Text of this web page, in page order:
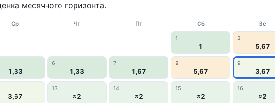
месячного горизонта.
Ср Чт Пт Сб Вс
1
1
2
5,67
1,33
6
1,33
7
1,67
8
5,67
9
3,67
3,67
13
≈2
14
≈2
15
≈2
16
≈2